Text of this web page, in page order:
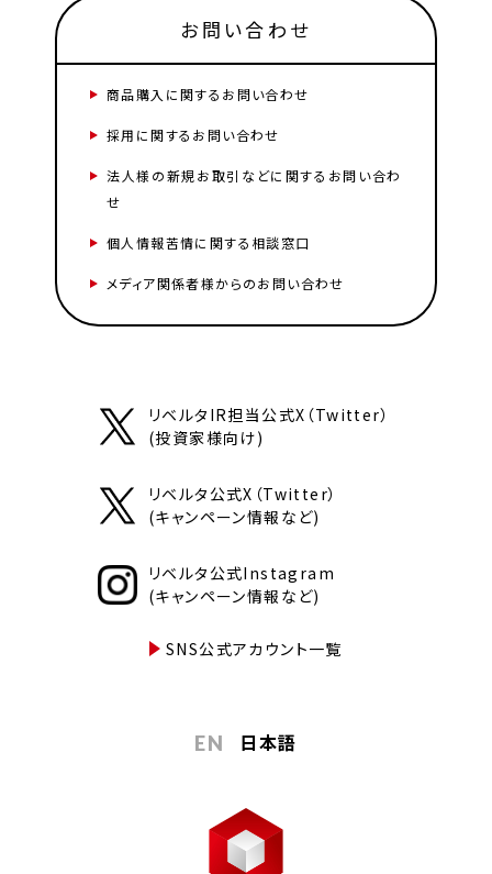
お問い合わせ
商品購入に関するお問い合わせ
採用に関するお問い合わせ
法人様の新規お取引などに関するお問い合わ
せ
個人情報苦情に関する相談窓口
メディア関係者様からのお問い合わせ
リベルタIR担当公式X（Twitter）
(投資家様向け)
リベルタ公式X（Twitter）
(キャンペーン情報など)
リベルタ公式Instagram
(キャンペーン情報など)
SNS公式アカウント一覧
EN 日本語